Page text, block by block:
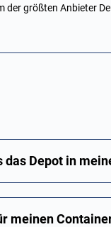
der größten Anbieter
Depot in
meinen